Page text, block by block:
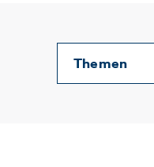
Themen